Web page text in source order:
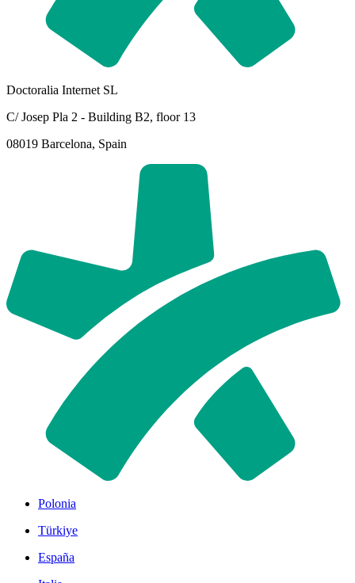
Doctoralia Internet SL
C/ Josep Pla 2 - Building B2, floor 13
08019 Barcelona, Spain
Polonia
Türkiye
España